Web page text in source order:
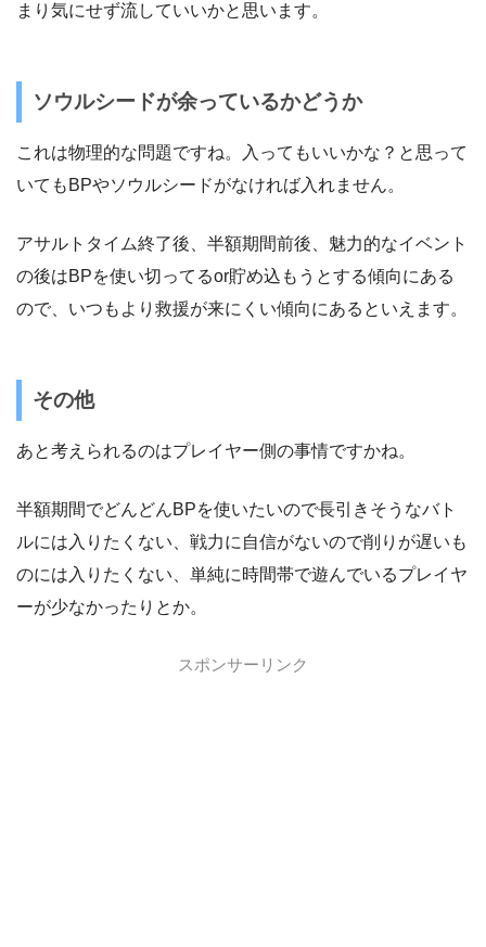
まり気にせず流していいかと思います。
ソウルシードが余っているかどうか
これは物理的な問題ですね。入ってもいいかな？と思って
いてもBPやソウルシードがなければ入れません。
アサルトタイム終了後、半額期間前後、魅力的なイベント
の後はBPを使い切ってるor貯め込もうとする傾向にある
ので、いつもより救援が来にくい傾向にあるといえます。
その他
あと考えられるのはプレイヤー側の事情ですかね。
半額期間でどんどんBPを使いたいので長引きそうなバト
ルには入りたくない、戦力に自信がないので削りが遅いも
のには入りたくない、単純に時間帯で遊んでいるプレイヤ
ーが少なかったりとか。
スポンサーリンク